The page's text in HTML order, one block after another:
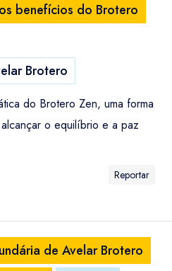
benefícios do Brotero
Brotero
do Brotero Zen, uma forma
o equilíbrio e a paz
Reportar
de Avelar Brotero